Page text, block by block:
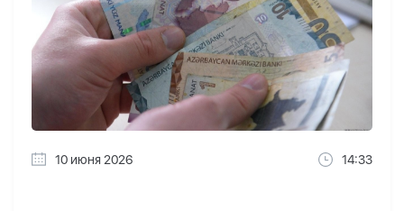
10 июня 2026 14:33